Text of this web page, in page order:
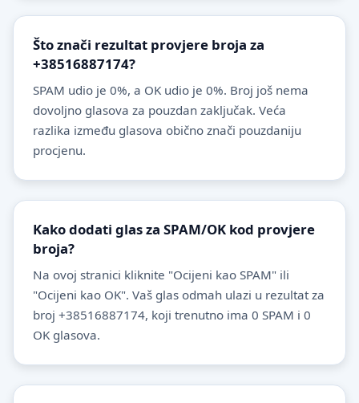
Što znači rezultat provjere broja za
+38516887174?
SPAM udio je 0%, a OK udio je 0%. Broj još nema
dovoljno glasova za pouzdan zaključak. Veća
razlika između glasova obično znači pouzdaniju
procjenu.
Kako dodati glas za SPAM/OK kod provjere
broja?
Na ovoj stranici kliknite "Ocijeni kao SPAM" ili
"Ocijeni kao OK". Vaš glas odmah ulazi u rezultat za
broj +38516887174, koji trenutno ima 0 SPAM i 0
OK glasova.